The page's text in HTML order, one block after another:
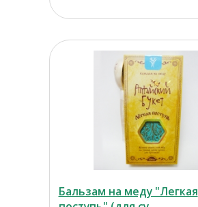
Бальзам на меду "Легкая